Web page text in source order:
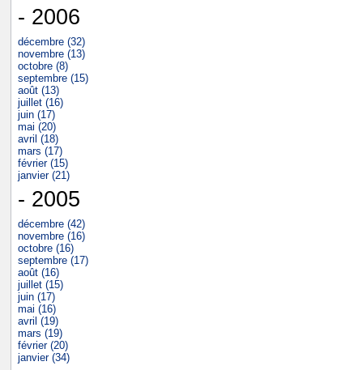
- 2006
décembre (32)
novembre (13)
octobre (8)
septembre (15)
août (13)
juillet (16)
juin (17)
mai (20)
avril (18)
mars (17)
février (15)
janvier (21)
- 2005
décembre (42)
novembre (16)
octobre (16)
septembre (17)
août (16)
juillet (15)
juin (17)
mai (16)
avril (19)
mars (19)
février (20)
janvier (34)